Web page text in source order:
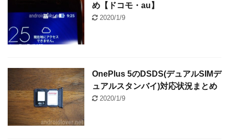
め【ドコモ・au】
2020/1/9
OnePlus 5のDSDS(デュアルSIMデ
ュアルスタンバイ)対応状況まとめ
2020/1/9